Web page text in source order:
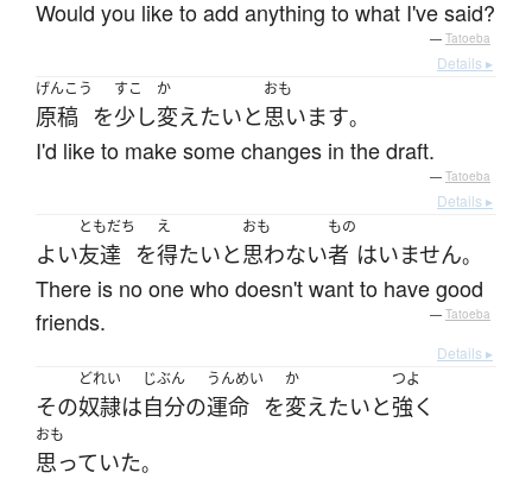
Would you like to add anything to what I've said?
— Tatoeba
Details ▸
げんこう
原稿 を
すこ
少し
か
変えたいと
おも
思います。
I'd like to make some changes in the draft.
— Tatoeba
Details ▸
よい
ともだち
友達 を
え
得たいと
おも
思わない
もの
者 はいません。
There is no one who doesn't want to have good
friends.
— Tatoeba
Details ▸
その
どれい
奴隷は
じぶん
自分の
うんめい
運命 を
か
変えたいと
つよ
強く
おも
思っていた。